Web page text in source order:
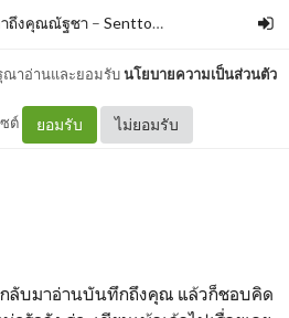
ณาอ่านและยอมรับนโยบายความเป็นส่วนตัว
ซต์ ยอมรับ ไม่ยอมรับ
ถึงคุณณัฐชา – Senttochii
แล้วยังเป็น...
กลับมาอ่านบันทึกถึงคุณ แล้วก็ชอบคิด